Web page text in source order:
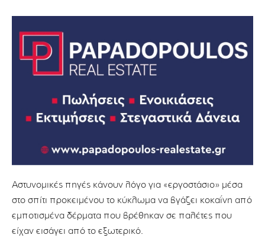
Αστυνομικές πηγές κάνουν λόγο για «εργοστάσιο» μέσα
στο σπίτι προκειμένου το κύκλωμα να βγάζει κοκαΐνη από
εμποτισμένα δέρματα που βρέθηκαν σε παλέτες που
είχαν εισάγει από το εξωτερικό.